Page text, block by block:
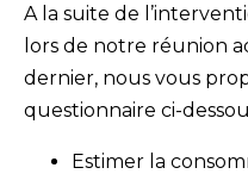
A la suite de
lors de notre réunion
dernier, nous vous
questionnaire ci-
Estimer la